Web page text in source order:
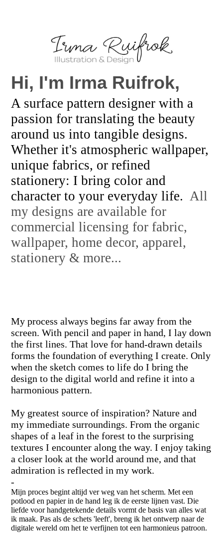
Hi, I'm Irma Ruifrok,
A surface pattern designer with a
passion for translating the beauty
around us into tangible designs.
Whether it's atmospheric wallpaper,
unique fabrics, or refined
stationery: I bring color and
character to your everyday life. All
my designs are available for
commercial licensing for fabric,
wallpaper, home decor, apparel,
stationery & more...
My process always begins far away from the
screen. With pencil and paper in hand, I lay down
the first lines. That love for hand-drawn details
forms the foundation of everything I create. Only
when the sketch comes to life do I bring the
design to the digital world and refine it into a
harmonious pattern.
My greatest source of inspiration? Nature and
my immediate surroundings. From the organic
shapes of a leaf in the forest to the surprising
textures I encounter along the way. I enjoy taking
a closer look at the world around me, and that
admiration is reflected in my work.
-
Mijn proces begint altijd ver weg van het scherm. Met een
potlood en papier in de hand leg ik de eerste lijnen vast. Die
liefde voor handgetekende details vormt de basis van alles wat
ik maak. Pas als de schets 'leeft', breng ik het ontwerp naar de
digitale wereld om het te verfijnen tot een harmonieus patroon.